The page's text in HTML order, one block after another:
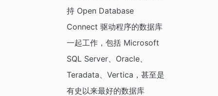
持 Open Database
Connect 驱动程序的数据库
一起工作，包括 Microsoft
SQL Server、Oracle、
Teradata、Vertica，甚至是
有史以来最好的数据库